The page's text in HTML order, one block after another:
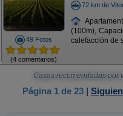
49 Fotos
(4 comentarios)
72 km de
(100m),
calefacción de
Casas recomendadas por
Página 1 de 23|